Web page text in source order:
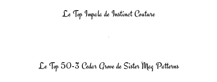
Le Top Impala de Instinct Couture
Le Top 50-3 Cedar Grove de Sister Mag Patterns